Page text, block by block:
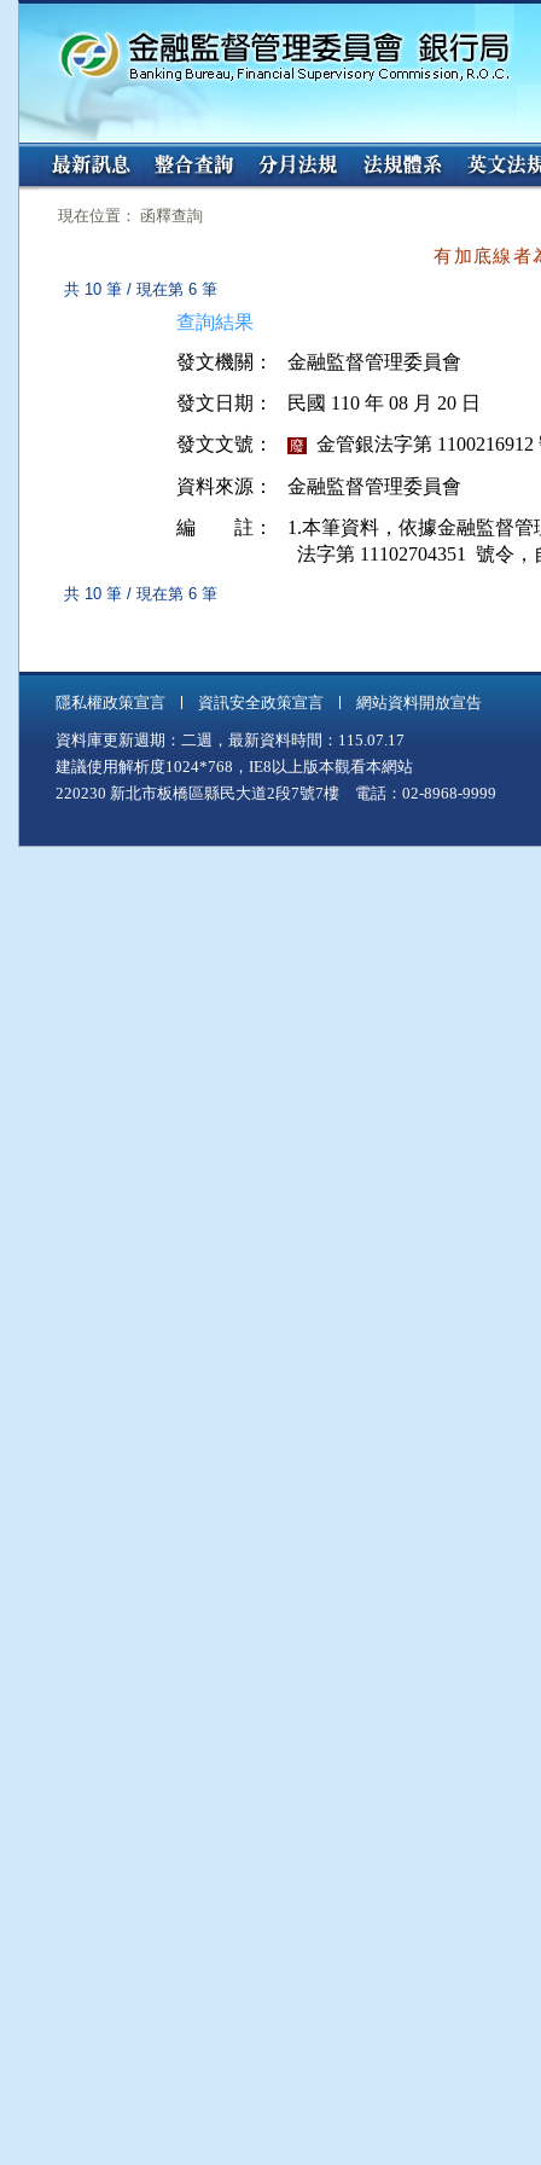
:::
現在位置： 函釋查詢
有加底線者
共 10 筆 / 現在第 6 筆
查詢結果
發文機關：
金融監督管理委員會
發文日期：
民國 110 年 08 月 20 日
發文文號：
廢 金管銀法字第 1100216912
資料來源：
金融監督管理委員會
編 註：
1.本筆資料，依據金融監督管
法字第 11102704351  號令
共 10 筆 / 現在第 6 筆
隱私權政策宣言 資訊安全政策宣言 網站資料開放宣告
資料庫更新週期：二週，最新資料時間：115.07.17
建議使用解析度1024*768，IE8以上版本觀看本網站
220230 新北市板橋區縣民大道2段7號7樓 電話：02-8968-9999